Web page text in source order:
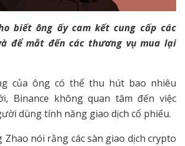
biết ông ấy cam kết cung cấp các
để mắt đến các thương vụ mua lại
của ông có thể thu hút bao nhiêu
Binance không quan tâm đến việc
dùng tính năng giao dịch cổ phiếu.
Zhao nói rằng các sàn giao dịch crypto